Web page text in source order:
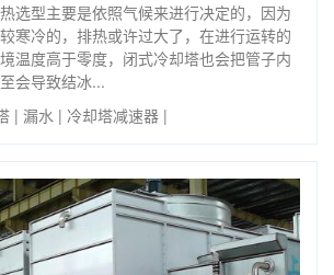
选型主要是依照气候来进行决定的，因为
寒冷的，排热或许过大了，在进行运转的
温度高于零度，闭式冷却塔也会把管子内
会导致结冰...
| 漏水 | 冷却塔减速器 |